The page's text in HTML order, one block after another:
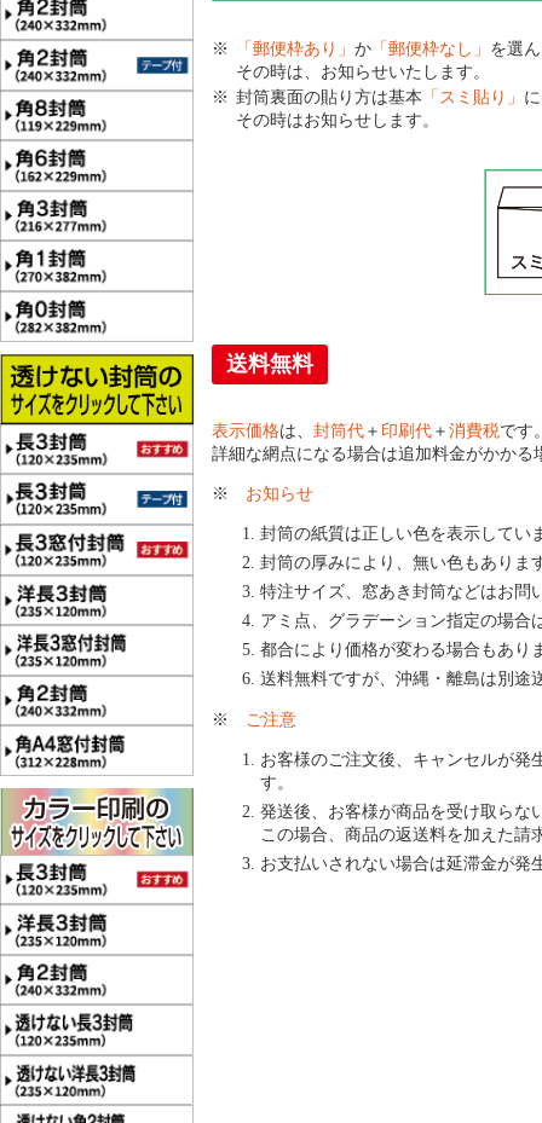
「郵便枠あり」 か 「郵便枠なし」 を選
その時は、お知らせいたします。
封筒裏面の貼り方は基本 「スミ貼り」
その時はお知らせします。
送料無料
表示価格は、 封筒代 ＋ 印刷代 ＋ 消費税です
詳細な網点になる場合は追加料金がかかる
※ お知らせ
封筒の紙質は正しい色を表示してい
封筒の厚みにより、無い色もありま
特注サイズ、窓あき封筒などはお問
アミ点、グラデーション指定の場合
都合により価格が変わる場合もあり
送料無料ですが、沖縄・離島は別途
※ ご注意
お客様のご注文後、キャンセルが発
す。
発送後、お客様が商品を受け取らな
この場合、商品の返送料を加えた請
お支払いされない場合は延滞金が発